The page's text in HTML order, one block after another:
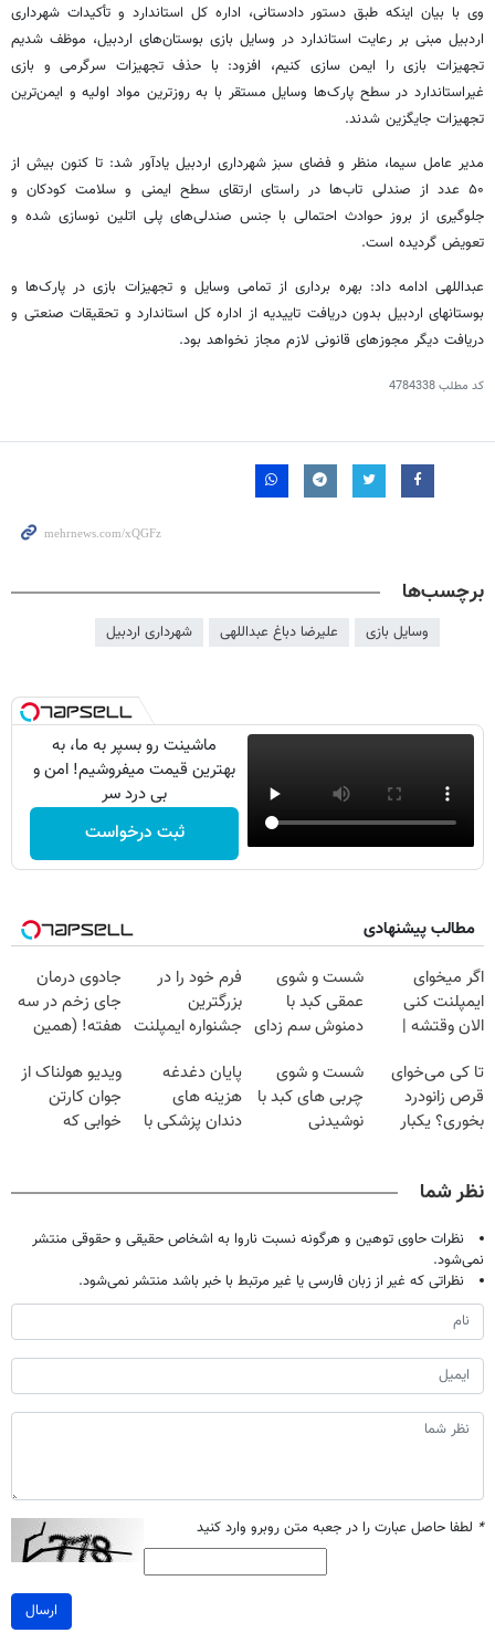
وی با بیان اینکه طبق دستور دادستانی، اداره کل استاندارد و تأکیدات شهرداری
اردبیل مبنی بر رعایت استاندارد در وسایل بازی بوستان‌های اردبیل، موظف شدیم
تجهیزات بازی را ایمن سازی کنیم، افزود: با حذف تجهیزات سرگرمی و بازی
غیراستاندارد در سطح پارک‌ها وسایل مستقر با به روزترین مواد اولیه و ایمن‌ترین
تجهیزات جایگزین شدند.
مدیر عامل سیما، منظر و فضای سبز شهرداری اردبیل یادآور شد: تا کنون بیش از
۵۰ عدد از صندلی تاب‌ها در راستای ارتقای سطح ایمنی و سلامت کودکان و
جلوگیری از بروز حوادث احتمالی با جنس صندلی‌های پلی اتلین نوسازی شده و
تعویض گردیده است.
عبداللهی ادامه داد: بهره برداری از تمامی وسایل و تجهیزات بازی در پارک‌ها و
بوستانهای اردبیل بدون دریافت تاییدیه از اداره کل استاندارد و تحقیقات صنعتی و
دریافت دیگر مجوزهای قانونی لازم مجاز نخواهد بود.
کد مطلب4784338
برچسب‌ها
وسایل بازی علیرضا دباغ عبداللهی شهرداری اردبیل
ماشینت رو بسپر به ما، به
بهترین قیمت میفروشیم! امن و
بی درد سر
ثبت درخواست
مطالب پیشنهادی
اگر میخوای
ایمپلنت کنی
الان وقتشه |
میلیون تومان!!!
شست و شوی
عمقی کبد با
دمنوش سم زدای
فرم خود را در
بزرگترین
جشنواره ایمپلنت
فقط ۲۵ میلیون
جادوی درمان
جای زخم در سه
هفته! (همین
صحبت کنید)
تا کی می‌خوای
قرص زانودرد
بخوری؟ یکبار
شست و شوی
چربی های کبد با
نوشیدنی
پایان دغدغه
هزینه های
دندان پزشکی با
ویدیو هولناک از
جوان کارتن
خوابی که
نظر شما
نظرات حاوی توهین و هرگونه نسبت ناروا به اشخاص حقیقی و حقوقی منتشر
نمی‌شود.
نظراتی که غیر از زبان فارسی یا غیر مرتبط با خبر باشد منتشر نمی‌شود.
* لطفا حاصل عبارت را در جعبه متن روبرو وارد کنید
ارسال